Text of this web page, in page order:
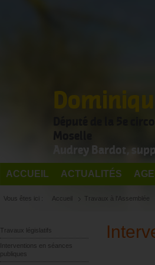
Audrey Bardot,
ACCUEIL ACTUALITÉS
Vous êtes ici : Accueil Travaux à l'Assemblée
Travaux législatifs
Interventions en séances
publiques